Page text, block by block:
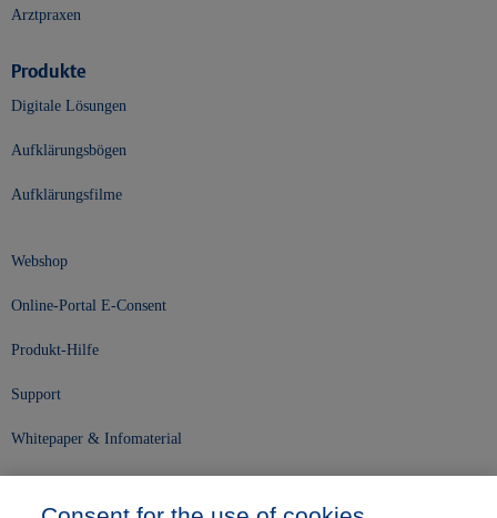
Arztpraxen
Produkte
Digitale Lösungen
Aufklärungsbögen
Aufklärungsfilme
Webshop
Online-Portal E-Consent
Produkt-Hilfe
Support
Whitepaper & Infomaterial